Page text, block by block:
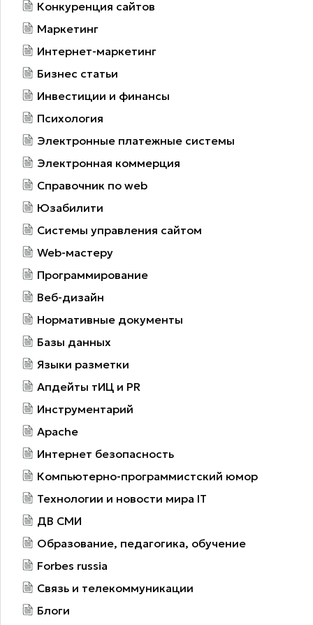
Конкуренция сайтов
Маркетинг
Интернет-маркетинг
Бизнес статьи
Инвестиции и финансы
Психология
Электронные платежные системы
Электронная коммерция
Справочник по web
Юзабилити
Системы управления сайтом
Web-мастеру
Программирование
Веб-дизайн
Нормативные документы
Базы данных
Языки разметки
Апдейты тИЦ и PR
Инструментарий
Apache
Интернет безопасность
Компьютерно-программистский юмор
Технологии и новости мира IT
ДВ СМИ
Образование, педагогика, обучение
Forbes russia
Связь и телекоммуникации
Блоги